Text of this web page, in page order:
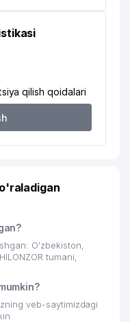
qilish qoidalari
O'zbekiston,
tumani,
veb-saytimizdagi